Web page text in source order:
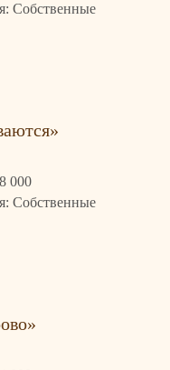
Собственные
000
Собственные